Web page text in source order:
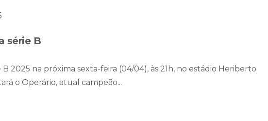
série B
2025 na próxima sexta-feira (04/04), às 21h, no estádio Heriberto
o Operário, atual campeão...